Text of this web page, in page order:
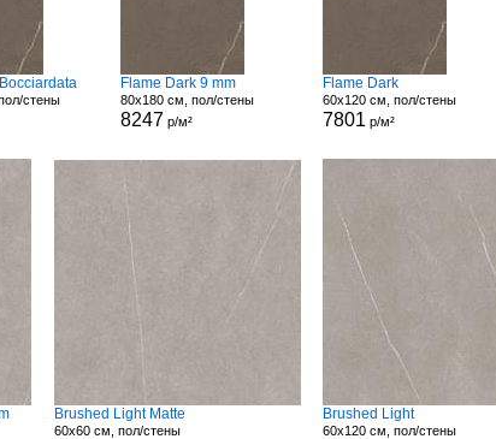
стены
Flame Dark 9 mm
80x180 см, пол/стены
8247 р/м²
Flame Dark
60x120 см, пол/стены
7801 р/м²
Brushed Light Matte
60x60 см, пол/стены
Brushed Light
60x120 см, пол/стены